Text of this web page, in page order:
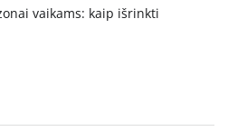
vaikams: kaip išrinkti